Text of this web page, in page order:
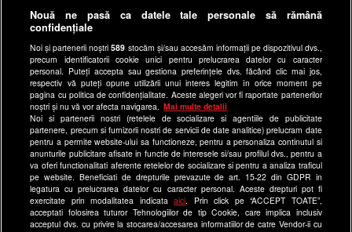
Politica de confidentialitate
Anunturi gratuite pe Lajumate.ro
Ultimele Stiri
Program Happy Channel
Echipa editorială
Site-uri Antena Group
a1.ro
antenastars.ro
as.ro
catine.ro
Nouă ne pasă ca datele tale personale să rămână
confidențiale
Noi și partenerii noștri589 stocăm și/sau accesăm informații pe dispozitivul dvs.,
precum identificatorii cookie unici pentru prelucrarea datelor cu caracter
personal. Puteți accepta sau gestiona preferințele dvs. făcând clic mai jos,
respectiv vă puteți opune utilizării unui interes legitim în orice moment pe
pagina cu politica de confidențialitate. Aceste alegeri vor fi raportate partenerilor
noștri și nu vă vor afecta navigarea.
Mai multe detalii
Noi si partenerii nostri (retelele de socializare si agentiile de publicitate
partenere, precum si furnizorii nostri de servicii de date analitice) prelucram date
pentru a permite website-ului sa functioneze, pentru a personaliza continutul si
anunturile publicitare afisate in functie de interesele si/sau profilul dvs., pentru a
va oferi functionalitati aferente retelelor de socializare si pentru a analiza traficul
pe website. Beneficiati de drepturile prevazute de art. 15-22 din GDPR in
legatura cu prelucrarea datelor cu caracter personal. Aceste drepturi pot fi
exercitate prin modalitatea indicataaici . Prin click pe “ACCEPT TOATE”,
acceptati folosirea tuturor Tehnologiilor de tip Cookie, care implica inclusiv
acceptul dvs. cu privire la stocarea/accesarea informatiilor de catre Vendor-ii cu